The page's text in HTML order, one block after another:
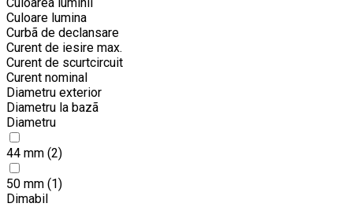
Culoare lumina
Curbã de declansare
Curent de iesire max.
Curent de scurtcircuit
Curent nominal
Diametru exterior
Diametru la bazã
Diametru
44 mm (2)
50 mm (1)
Dimabil